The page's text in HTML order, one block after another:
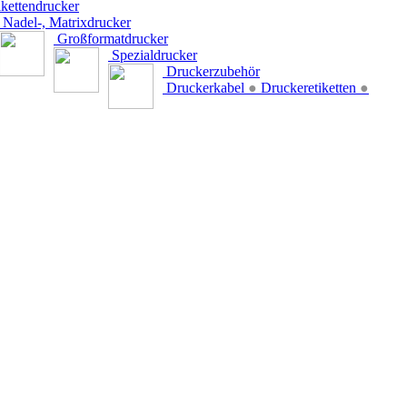
Nadel-, Matrixdrucker
Großformatdrucker
Spezialdrucker
Druckerzubehör
Druckerkabel ● Druckeretiketten ●